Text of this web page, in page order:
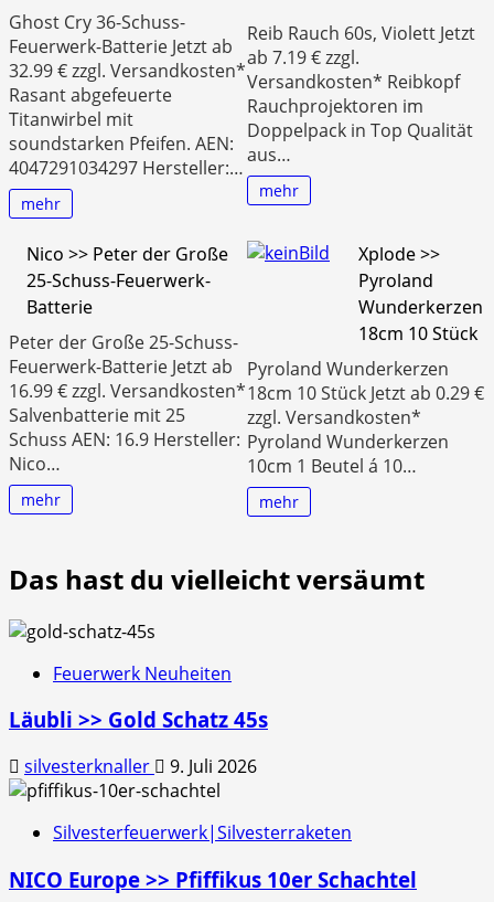
Ghost Cry 36-Schuss-
Feuerwerk-Batterie Jetzt ab
32.99 € zzgl. Versandkosten*
Rasant abgefeuerte
Titanwirbel mit
soundstarken Pfeifen. AEN:
4047291034297 Hersteller:…
mehr
Reib Rauch 60s, Violett Jetzt
ab 7.19 € zzgl.
Versandkosten* Reibkopf
Rauchprojektoren im
Doppelpack in Top Qualität
aus…
mehr
Nico >> Peter der Große
25-Schuss-Feuerwerk-
Batterie
Peter der Große 25-Schuss-
Feuerwerk-Batterie Jetzt ab
16.99 € zzgl. Versandkosten*
Salvenbatterie mit 25
Schuss AEN: 16.9 Hersteller:
Nico…
mehr
Xplode >>
Pyroland
Wunderkerzen
18cm 10 Stück
Pyroland Wunderkerzen
18cm 10 Stück Jetzt ab 0.29 €
zzgl. Versandkosten*
Pyroland Wunderkerzen
10cm 1 Beutel á 10…
mehr
Das hast du vielleicht versäumt
Feuerwerk Neuheiten
Läubli >> Gold Schatz 45s
silvesterknaller 9. Juli 2026
Silvesterfeuerwerk|Silvesterraketen
NICO Europe >> Pfiffikus 10er Schachtel